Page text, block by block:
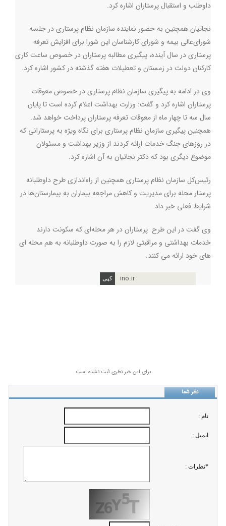
داوطلب و استقبال پرستاران اشاره کرد.
نجاتیان همچنین به حضور نماینده سازمان نظام پرستاری در جلسه
شورای‌عالی بیمه و شورای کارشناسان این شورا برای افزایش تعرفه
پرستاری در سال آینده، پیگیری مطالبه پرستاران در خصوص ساعت کاری
کارکنان دولت در زمستان و تعطیلات هفته گذشته در کشور اشاره کرد.
وی در ادامه به پیگیری سازمان نظام پرستاری در خصوص معوقات
پرستاران اشاره کرد و گفت: وزارت بهداشت اعلام کرده است تا پایان
سال سه تا چهار ماه از معوقات تعرفه پرستاران پرداخت خواهد شد.
همچنین پیگیری سازمان نظام پرستاری برای نگاه ویژه به پرستارانی که
در روزهای جنگ خدمات ارائه کردند از وزیر بهداشت و مسئولان
موضوع دیگری بود که دکتر نجاتیان به آن اشاره کرد.
رئیس‌کل سازمان نظام پرستاری همچنین از راه‌اندازی طرح داوطلبانه
پرستار محله برای مدیریت و کاهش مراجعه بیماران به بیمارستان‌ها در
شرایط فعلی خبر داد.
وی گفت در این طرح پرستاران در هر محله‌ای که سکونت دارند
خدمات بهداشتی و مراقبتی لازم را به صورت داوطلبانه به هم محله ای
های خود ارائه می کنند.
ino.ir
برای این خبر نظری ثبت نشده است
نظر شما
نام :
ايميل :
*نظرات :